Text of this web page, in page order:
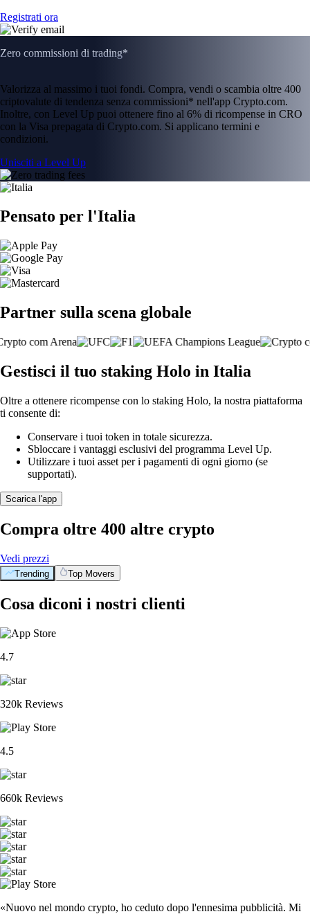
Registrati ora
Zero commissioni di trading*
Valorizza al massimo i tuoi fondi. Compra, vendi o scambia oltre 400
criptovalute di tendenza senza commissioni* nell'app Crypto.com.
Inoltre, con Level Up puoi ottenere fino al 6% di ricompense in CRO
con la Visa prepagata di Crypto.com. Si applicano termini e
condizioni.
Unisciti a Level Up
Pensato per l'Italia
Partner sulla scena globale
Gestisci il tuo staking Holo in Italia
Oltre a ottenere ricompense con lo staking Holo, la nostra piattaforma
ti consente di:
Conservare i tuoi token in totale sicurezza.
Sbloccare i vantaggi esclusivi del programma Level Up.
Utilizzare i tuoi asset per i pagamenti di ogni giorno (se
supportati).
Scarica l'app
Compra oltre 400 altre crypto
Vedi prezzi
Trending Top Movers
Cosa diconi i nostri clienti
4.7
320k Reviews
4.5
660k Reviews
«Nuovo nel mondo crypto, ho ceduto dopo l'ennesima pubblicità. Mi